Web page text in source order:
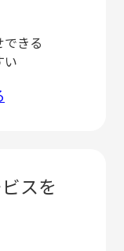
できる
い
スを